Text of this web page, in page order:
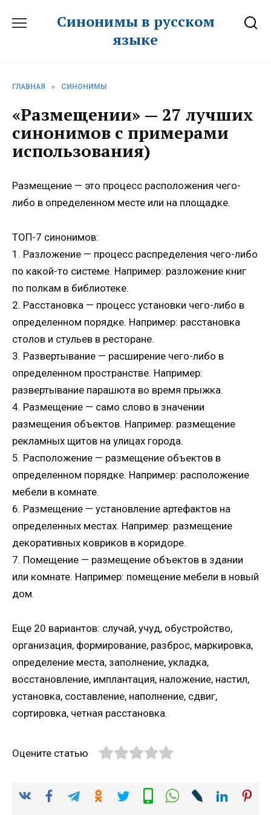
Синонимы в русском
языке
ГЛАВНАЯ » СИНОНИМЫ
«Размещении» — 27 лучших
синонимов с примерами
использования)
Размещение — это процесс расположения чего-
либо в определенном месте или на площадке.
ТОП-7 синонимов:
1. Разложение — процесс распределения чего-либо
по какой-то системе. Например: разложение книг
по полкам в библиотеке.
2. Расстановка — процесс установки чего-либо в
определенном порядке. Например: расстановка
столов и стульев в ресторане.
3. Развертывание — расширение чего-либо в
определенном пространстве. Например:
развертывание парашюта во время прыжка.
4. Размещение — само слово в значении
размещения объектов. Например: размещение
рекламных щитов на улицах города.
5. Расположение — размещение объектов в
определенном порядке. Например: расположение
мебели в комнате.
6. Размещение — установление артефактов на
определенных местах. Например: размещение
декоративных ковриков в коридоре.
7. Помещение — размещение объектов в здании
или комнате. Например: помещение мебели в новый
дом.
Еще 20 вариантов: случай, учуд, обустройство,
организация, формирование, разброс, маркировка,
определение места, заполнение, укладка,
восстановление, имплантация, наложение, настил,
установка, составление, наполнение, сдвиг,
сортировка, четная расстановка.
Оцените статью